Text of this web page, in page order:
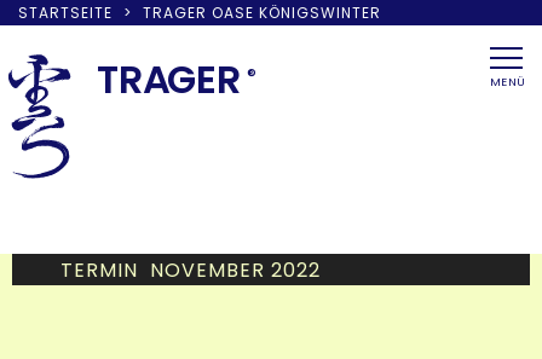
STARTSEITE > TRAGER OASE KÖNIGSWINTER
to
content
TRAGER ® MENÜ
TERMIN NOVEMBER 2022